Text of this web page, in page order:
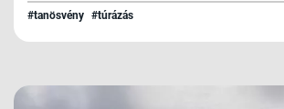
keresztül, ahol a természet
helyi legendák és mélységes béke
meglátogatod a Béke sztúpát,
#tanösvény #túrázás